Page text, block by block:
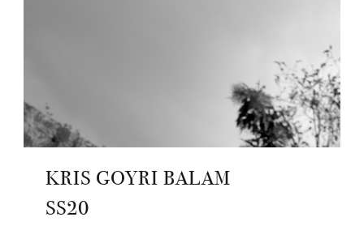
KRIS GOYRI BALAM
SS20